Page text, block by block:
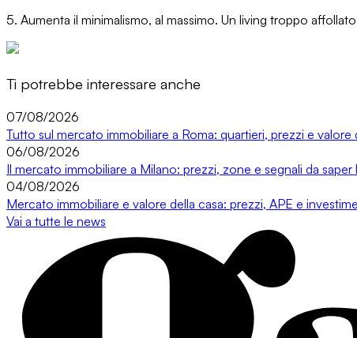
5. Aumenta il minimalismo, al massimo. Un living troppo
Ti potrebbe interessare anche
07/08/2026
Tutto sul mercato immobiliare a Roma: quartieri, prezzi e valore
06/08/2026
Il mercato immobiliare a Milano: prezzi, zone e segnali da saper
04/08/2026
Mercato immobiliare e valore della casa: prezzi, APE e
Vai a tutte le news